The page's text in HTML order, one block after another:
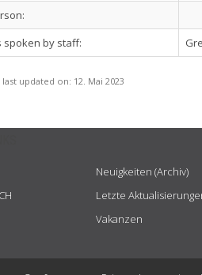
spoken by staff:
last updated on: 12. Mai 2023
Neuigkeiten (Archiv)
Letzte
Vakanzen